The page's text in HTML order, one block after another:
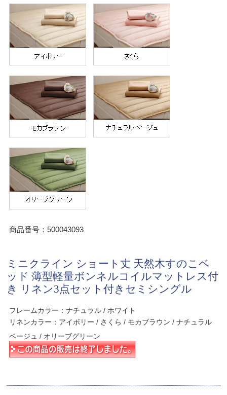
商品番号：500043093
ミニクライン ショート丈 天然木すのこベ
ッド 薄型軽量ボンネルコイルマットレス付
き リネン3点セット付きセミシングル
フレームカラー：ナチュラル / ホワイト
リネンカラー：アイボリー / さくら / モカブラウン / ナチュラル
ベージュ / オリーブグリーン